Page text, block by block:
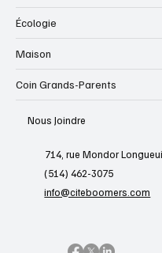
Écologie
Maison
Coin Grands-Parents
Nous Joindre
714, rue Mondor
(514) 462-3075
info@citeboomers.com